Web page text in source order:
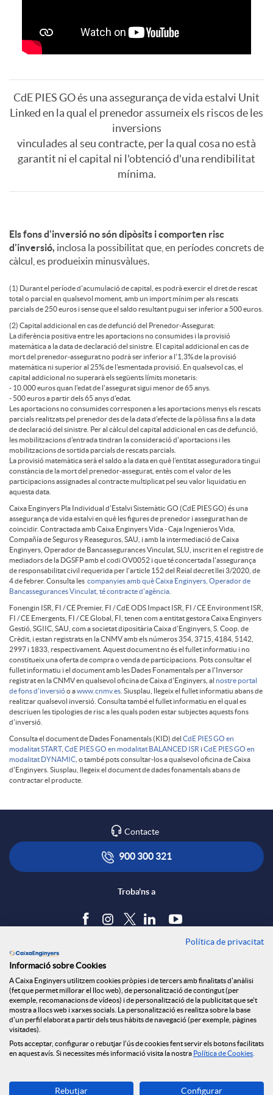
q
u
e
s
d
e
C
d
E
P
I
E
S
G
O
v
2
d
n
i
d
a
d
A
S
G
O
F
r
e
t
a
n
c
a
m
e
n
t
w
a
r
n
i
n
r
e
n
d
i
CdE PIES GO és una assegurança de vida estalvi Unit
Linked en la qual el prenedor assumeix els riscos de les
inversions
vinculades al seu contracte, per la qual cosa no està
garantit ni el capital ni l'obtenció d'una rendibilitat
mínima.
D
i
s
c
l
a
i
m
e
r
C
d
I
P
I
S
O
Els fons d'inversió no són dipòsits i comporten risc
d'inversió, inclosa la possibilitat que, en períodes concrets de
càlcul, es produeixin minusvàlues.
(1) Durant el període d'acumulació de capital, es podrà exercir el dret de rescat
total o parcial en qualsevol moment, amb un import mínim per als rescats
parcials de 250 euros i sense que el saldo resultant pugui ser inferior a 500 euros.
(2) Capital addicional en cas de defunció del Prenedor-Assegurat:
La diferència positiva entre les aportacions no consumides i la provisió
matemàtica a la data de declaració del sinistre. El capital addicional en cas de
mort del prenedor-assegurat no podrà ser inferior a l'1,3% de la provisió
matemàtica ni superior al 25% de l’esmentada provisió. En qualsevol cas, el
capital addicional no superarà els següents límits monetaris:
- 10.000 euros quan l'edat de l'assegurat sigui menor de 65 anys.
- 500 euros a partir dels 65 anys d'edat.
Les aportacions no consumides corresponen a les aportacions menys els rescats
parcials realitzats pel prenedor des de la data d'efecte de la pòlissa fins a la data
de declaració del sinistre. Per al càlcul del capital addicional en cas de defunció,
les mobilitzacions d'entrada tindran la consideració d'aportacions i les
mobilitzacions de sortida parcials de rescats parcials.
La provisió matemàtica serà el saldo a la data en què l'entitat asseguradora tingui
constància de la mort del prenedor-assegurat, entès com el valor de les
participacions assignades al contracte multiplicat pel seu valor liquidatiu en
aquesta data.
Caixa Enginyers Pla Individual d'Estalvi Sistemàtic GO (CdE PIES GO) és una
assegurança de vida estalvi en què les figures de prenedor i assegurat han de
coincidir. Contractada amb Caixa Enginyers Vida - Caja Ingenieros Vida,
Compañía de Seguros y Reaseguros, SAU, i amb la intermediació de Caixa
Enginyers, Operador de Bancassegurances Vinculat, SLU, inscrit en el registre de
mediadors de la DGSFP amb el codi OV0052 i que té concertada l'assegurança
de responsabilitat civil requerida per l'article 152 del Reial decret llei 3/2020, de
4 de febrer. Consulta les companyies amb què Caixa Enginyers, Operador de
Bancassegurances Vinculat, té contracte d'agència
Fonengin ISR, FI / CE Premier, FI / CdE ODS Impact ISR, FI / CE Environment ISR,
FI / CE Emergents, FI / CE Global, FI, tenen com a entitat gestora Caixa Enginyers
Gestió, SGIIC, SAU, com a societat dipositària Caixa d'Enginyers, S. Coop. de
Crèdit, i estan registrats en la CNMV amb els números 354, 3715, 4184, 5142,
2997 i 1833, respectivament. Aquest document no és el fullet informatiu i no
constitueix una oferta de compra o venda de participacions. Pots consultar el
fullet informatiu i el document amb les Dades Fonamentals per a l'Inversor
registrat en la CNMV en qualsevol oficina de Caixa d'Enginyers, al nostre portal
de fons d'inversióo awww.cnmv.es . Siusplau, llegeix el fullet informatiu abans de
realitzar qualsevol inversió. Consulta també el fullet informatiu en el qual es
descriuen les tipologies de risc a les quals poden estar subjectes aquests fons
d'inversió.
Consulta el document de Dades Fonamentals (KID) del CdE PIES GO en
modalitat START, CdE PIES GO en modalitat BALANCED ISR iCdE PIES GO en
modalitat DYNAMIC , o també pots consultar-los a qualsevol oficina de Caixa
d'Enginyers. Siusplau, llegeix el document de dades fonamentals abans de
contractar el producte.
Contacte
900 300 321
Troba'ns a
Política de cookies
Avís legal
Seguretat Online
Canal denúncies
Descarrega-la ara
Política de privacitat
Informació sobre Cookies
A Caixa Enginyers utilitzem cookies pròpies i de tercers amb finalitats d'anàlisi
(fet que permet millorar el lloc web), de personalització de contingut (per
exemple, recomanacions de vídeos) i de personalització de la publicitat que se't
mostra a llocs web i xarxes socials. La personalització es realitza sobre la base
d'un perfil elaborat a partir dels teus hàbits de navegació (per exemple, pàgines
visitades).
Pots acceptar, configurar o rebutjar l'ús de cookies fent servir els botons facilitats
en aquest avís. Si necessites més informació visita la nostra Política de Cookies
Rebutjar Configurar